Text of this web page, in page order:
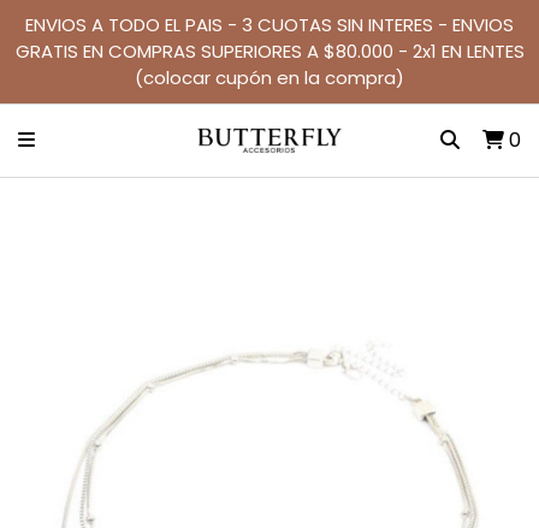
ENVIOS A TODO EL PAIS - 3 CUOTAS SIN INTERES - ENVIOS
GRATIS EN COMPRAS SUPERIORES A $80.000 - 2x1 EN LENTES
(colocar cupón en la compra)
0